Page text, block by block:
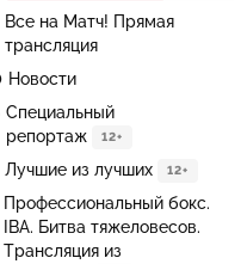
Все на Матч! Прямая
трансляция
Новости
Специальный
репортаж
12+
Лучшие из лучших 12+
Профессиональный бокс.
IBA. Битва тяжеловесов.
Трансляция из